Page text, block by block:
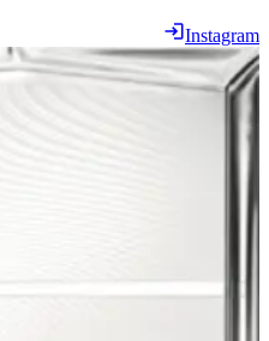
Instagram